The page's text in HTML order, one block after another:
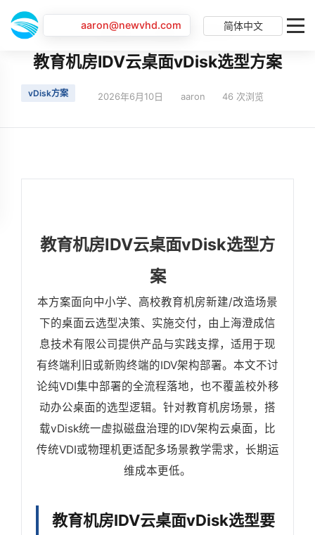
aaron@newvhd.com 简体中文
首页 最新动态 教育机房IDV云桌面vDisk选型方案
教育机房IDV云桌面vDisk选型方案
vDisk方案 2026年6月10日 aaron 46 次浏览
教育机房IDV云桌面vDisk选型方
案
本方案面向中小学、高校教育机房新建/改造场景
下的桌面云选型决策、实施交付，由上海澄成信
息技术有限公司提供产品与实践支撑，适用于现
有终端利旧或新购终端的IDV架构部署。本文不讨
论纯VDI集中部署的全流程落地，也不覆盖校外移
动办公桌面的选型逻辑。针对教育机房场景，搭
载vDisk统一虚拟磁盘治理的IDV架构云桌面，比
传统VDI或物理机更适配多场景教学需求，长期运
维成本更低。
教育机房IDV云桌面vDisk选型要